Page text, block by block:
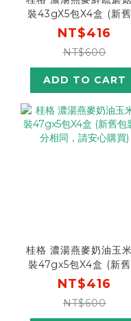
裝43gX5包X4盒 (新舊
裝成分相同，請安心購
NT$416
NT$600
ADD TO CART
桂格 濃湯燕麥奶油玉
裝47gx5包X4盒 (新舊
裝成分相同，請安心購
NT$416
NT$600